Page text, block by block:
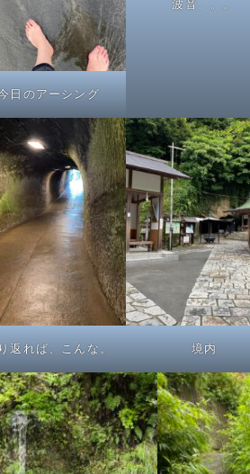
日のアーシング
波音。。。
返れば、こんな。 境内